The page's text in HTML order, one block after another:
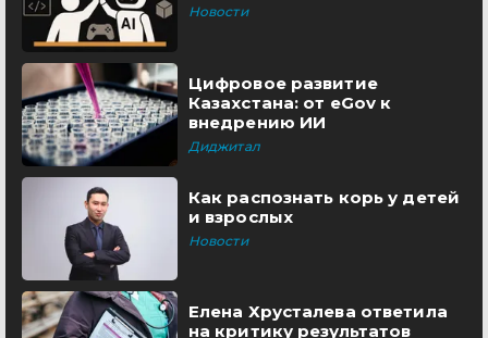
Новости
Цифровое развитие
Казахстана: от eGov к
внедрению ИИ
Диджитал
Как распознать корь у детей
и взрослых
Новости
Елена Хрусталева ответила
на критику результатов